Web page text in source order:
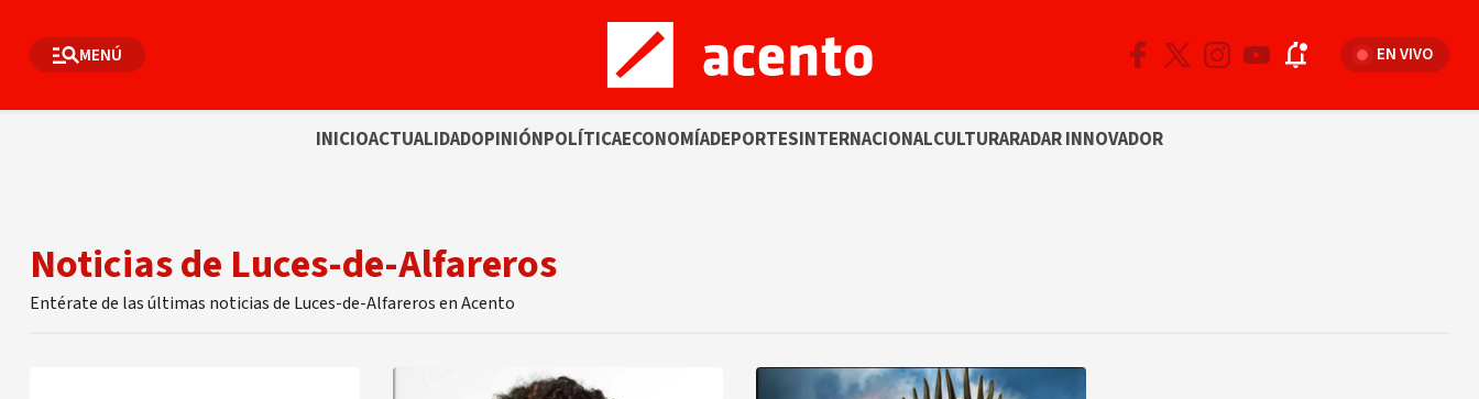
MENÚ EN VIVO
INICIOACTUALIDADOPINIÓNPOLÍTICAECONOMÍADEPORTESINTERNACIONALCULTURARADAR INNOVADOR
Noticias de Luces-de-Alfareros
Entérate de las últimas noticias de Luces-de-Alfareros en Acento